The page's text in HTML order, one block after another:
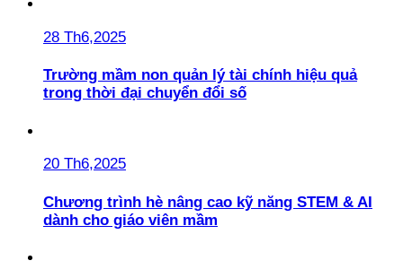
28 Th6,2025
Trường mầm non quản lý tài chính hiệu quả
trong thời đại chuyển đổi số
20 Th6,2025
Chương trình hè nâng cao kỹ năng STEM & AI
dành cho giáo viên mầm